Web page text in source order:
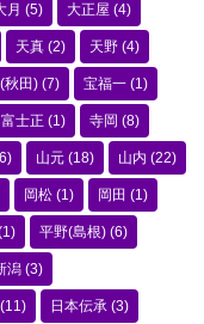
月 (5) 大正屋 (4)
天真 (2) 天野 (4)
秋田) (7) 宝福一 (1)
富士正 (1) 寺岡 (8)
山元 (18) 山内 (22)
岡松 (1) 岡田 (1)
平野(島根) (6)
潟 (3)
(11) 日本伝承 (3)